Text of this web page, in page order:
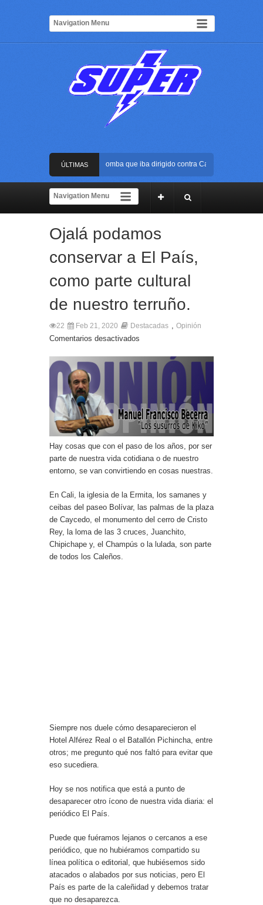
ÚLTIMAS
NOTICIAS
Frustran atentado con bus bomba que iba dirigido contra Cali durante la
La Arena USC será el escenario de la posesión presidencial de Abelardo de la
Rápida reacción policial evitó que presunto agresor escapara tras atacar a una
Frustran atentado con bus bomba que iba dirigido contra Cali durante la
Ojalá podamos
conservar a El País,
como parte cultural
de nuestro terruño.
22 Feb 21, 2020 Destacadas , Opinión
Comentarios desactivados
Hay cosas que con el paso de los años, por ser
parte de nuestra vida cotidiana o de nuestro
entorno, se van convirtiendo en cosas nuestras.
En Cali, la iglesia de la Ermita, los samanes y
ceibas del paseo Bolívar, las palmas de la plaza
de Caycedo, el monumento del cerro de Cristo
Rey, la loma de las 3 cruces, Juanchito,
Chipichape y, el Champús o la lulada, son parte
de todos los Caleños.
Siempre nos duele cómo desaparecieron el
Hotel Alférez Real o el Batallón Pichincha, entre
otros; me pregunto qué nos faltó para evitar que
eso sucediera.
Hoy se nos notifica que está a punto de
desaparecer otro ícono de nuestra vida diaria: el
periódico El País.
Puede que fuéramos lejanos o cercanos a ese
periódico, que no hubiéramos compartido su
línea política o editorial, que hubiésemos sido
atacados o alabados por sus noticias, pero El
País es parte de la caleñidad y debemos tratar
que no desaparezca.